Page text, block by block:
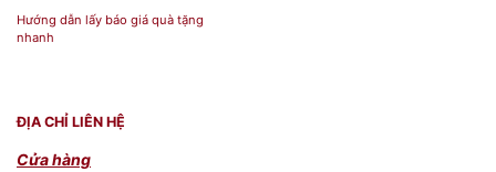
Hướng dẫn lấy báo giá quà tặng
nhanh
ĐỊA CHỈ LIÊN HỆ
Cửa hàng